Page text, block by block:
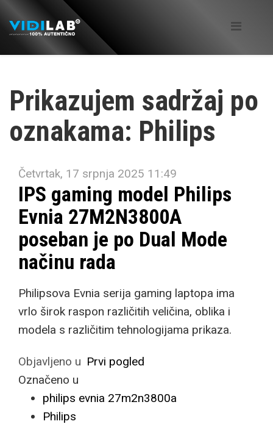
Prikazujem sadržaj po
oznakama: Philips
Četvrtak, 17 srpnja 2025 11:49
IPS gaming model Philips
Evnia 27M2N3800A
poseban je po Dual Mode
načinu rada
Philipsova Evnia serija gaming laptopa ima
vrlo širok raspon različitih veličina, oblika i
modela s različitim tehnologijama prikaza.
Objavljeno u Prvi pogled
Označeno u
philips evnia 27m2n3800a
Philips